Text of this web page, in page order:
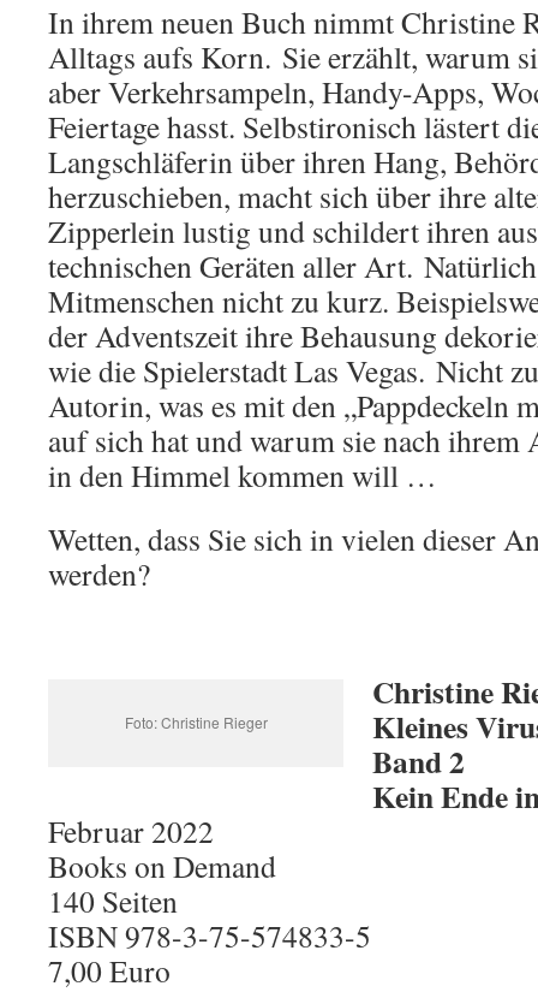
In ihrem neuen Buch nimmt Christine
Alltags aufs Korn. Sie erzählt, warum
aber Verkehrsampeln, Handy-Apps,
Feiertage hasst. Selbstironisch lästert
Langschläferin über ihren Hang,
herzuschieben, macht sich über ihre
Zipperlein lustig und schildert ihren
technischen Geräten aller Art.
Mitmenschen nicht zu kurz.
der Adventszeit ihre Behausung
wie die Spielerstadt Las Vegas. Nicht
Autorin, was es mit den „Pappdeckeln
auf sich hat und warum sie nach ihrem
in den Himmel kommen will …
Wetten, dass Sie sich in vielen dieser
werden?
Foto: Christine Rieger
Christine
Kleines
Band 2
Kein Ende
Februar 2022
Books on Demand
140 Seiten
ISBN 978-3-75-574833-5
7,00 Euro